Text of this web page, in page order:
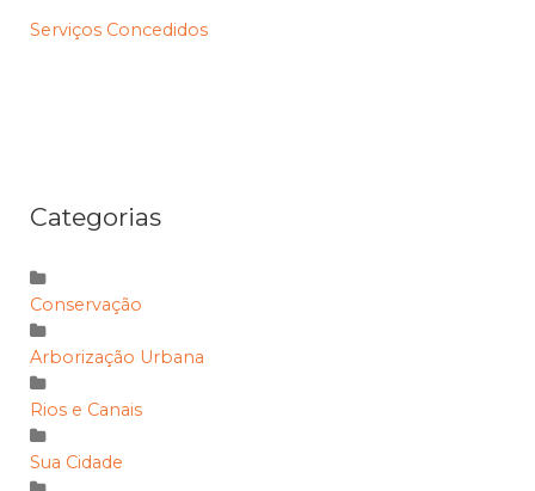
Serviços Concedidos
Categorias
Conservação
Arborização Urbana
Rios e Canais
Sua Cidade